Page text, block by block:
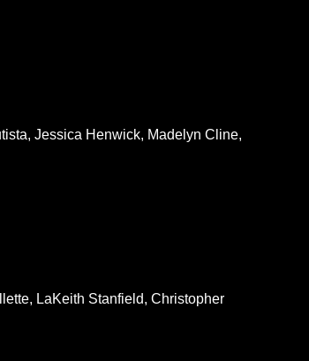
Jessica Henwick, Madelyn Cline,
LaKeith Stanfield, Christopher